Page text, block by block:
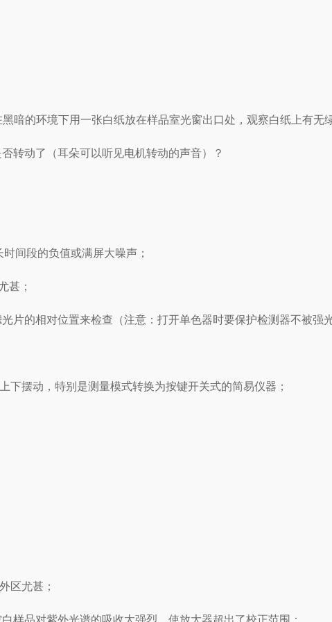
暗的环境下用一张白纸放在样品室光窗出口处，观察白纸上有无
转动了（耳朵可以听见电机转动的声音）？
间段的负值或满屏大噪声；
甚；
片的相对位置来检查（注意：打开单色器时要保护检测器不被强
摆动，特别是测量模式转换为按键开关式的简易仪器；
区尤甚；
样品对紫外光谱的吸收太强烈，使放大器超出了校正范围；